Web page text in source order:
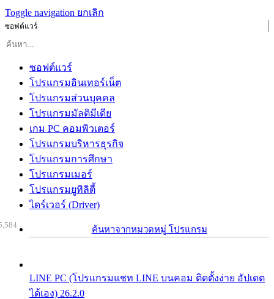
Toggle navigation ยกเลิก
ซอฟต์แวร์
ซอฟต์แวร์
โปรแกรมอินเทอร์เน็ต
โปรแกรมส่วนบุคคล
โปรแกรมมัลติมีเดีย
เกม PC คอมพิวเตอร์
โปรแกรมบริหารธุรกิจ
โปรแกรมการศึกษา
โปรแกรมเมอร์
โปรแกรมยูทิลิตี้
ไดร์เวอร์ (Driver)
ค้นหาจากหมวดหมู่ โปรแกรม
LINE PC (โปรแกรมแชท LINE บนคอม ติดตั้งง่าย อัปเดต
ได้เอง) 26.2.0